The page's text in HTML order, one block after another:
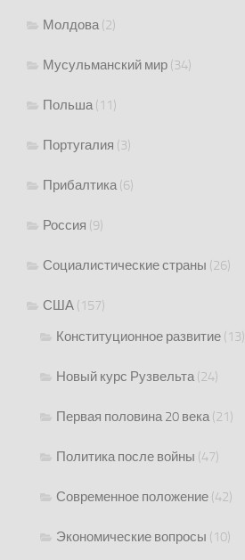
Молдова(2)
Мусульманский мир (34)
Польша(11)
Португалия (3)
Прибалтика(6)
Россия (9)
Социалистические страны (26)
США (157)
Конституционное развитие (13)
Новый курс Рузвельта(24)
Первая половина 20 века(21)
Политика после войны (47)
Современное положение (42)
Экономические вопросы (10)